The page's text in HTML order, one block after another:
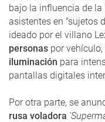
bajo la influencia de la
asistentes en "sujetos
ideado por el villano
personas por
iluminación para
pantallas digitales
Por otra parte, se
rusa voladora